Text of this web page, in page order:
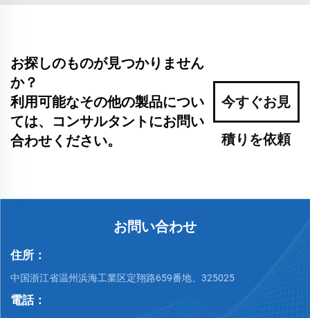
お探しのものが見つかりません
か？
利用可能なその他の製品につい
ては、コンサルタントにお問い
合わせください。
今すぐお見
積りを依頼
お問い合わせ
住所：
中国浙江省温州浜海工業区定翔路659番地、325025
電話：